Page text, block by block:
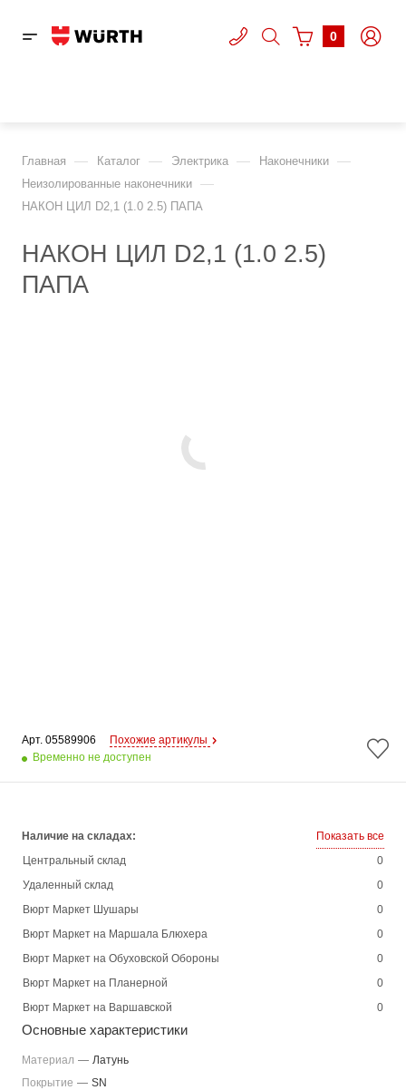
0
Главная — Каталог — Электрика — Наконечники —
Неизолированные наконечники —
НАКОН ЦИЛ D2,1 (1.0 2.5) ПАПА
НАКОН ЦИЛ D2,1 (1.0 2.5)
ПАПА
Арт. 05589906
Похожие артикулы
Временно не доступен
Наличие на складах:
Показать все
Центральный склад
0
Удаленный склад
0
Вюрт Маркет Шушары
0
Вюрт Маркет на Маршала Блюхера
0
Вюрт Маркет на Обуховской Обороны
0
Вюрт Маркет на Планерной
0
Вюрт Маркет на Варшавской
0
Основные характеристики
Материал — Латунь
Покрытие — SN